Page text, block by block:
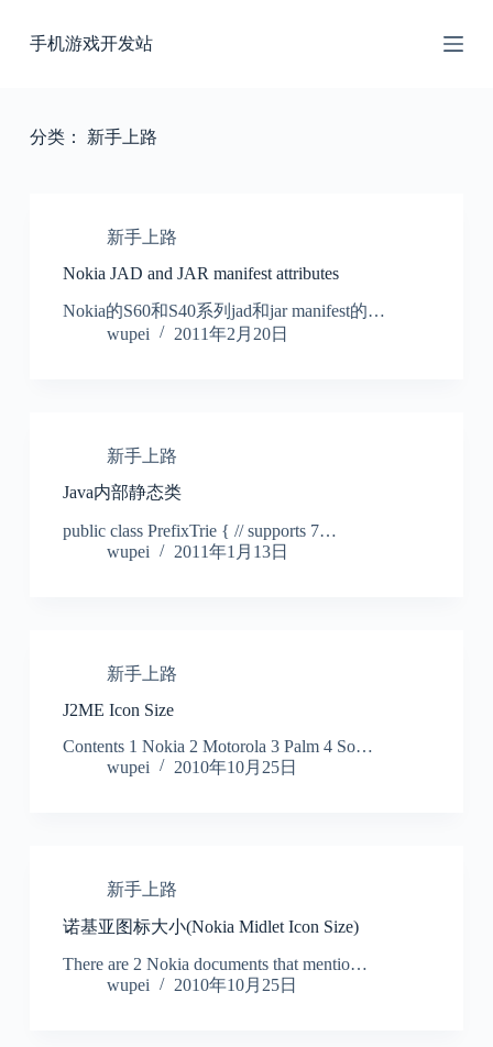
过
手机游戏开发站
分类： 新手上路
新手上路
Nokia JAD and JAR manifest attributes
Nokia的S60和S40系列jad和jar manifest的…
wupei
2011年2月20日
新手上路
Java内部静态类
public class PrefixTrie { // supports 7…
wupei
2011年1月13日
新手上路
J2ME Icon Size
Contents 1 Nokia 2 Motorola 3 Palm 4 So…
wupei
2010年10月25日
新手上路
诺基亚图标大小(Nokia Midlet Icon Size)
There are 2 Nokia documents that mentio…
wupei
2010年10月25日